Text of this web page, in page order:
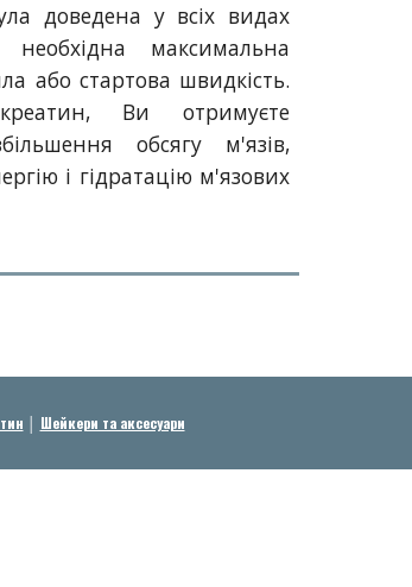
доведена у всіх видах
максимальна
або стартова швидкість.
Ви отримуєте
обсягу м'язів,
і гідратацію м'язових
│ Шейкери та аксесуари